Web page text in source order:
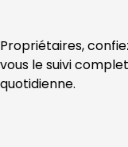
Propriétaires,
vous le suivi
quotidienne.